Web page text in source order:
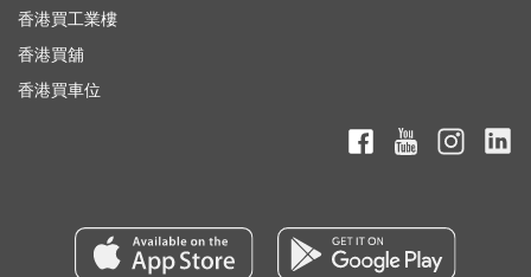
香港買工業樓
香港買舖
香港買車位